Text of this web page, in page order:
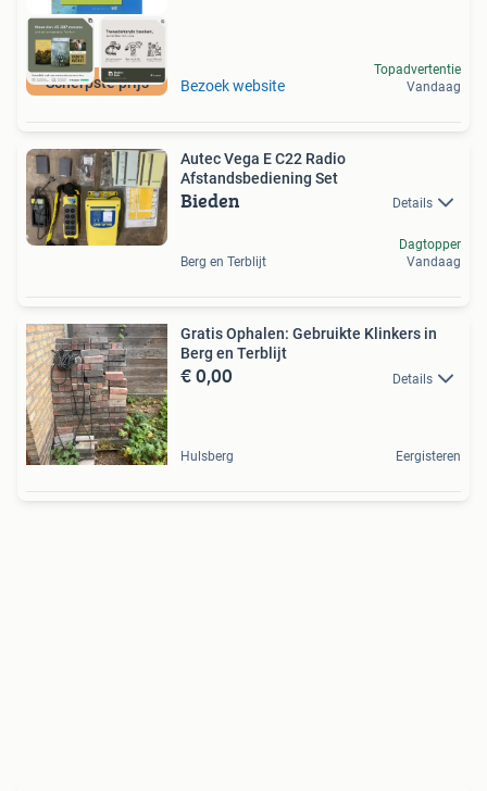
Scherpste prijs Bezoek website
Topadvertentie
Vandaag
Autec Vega E C22 Radio
Afstandsbediening Set
Bieden Details
Berg en Terblijt
Dagtopper
Vandaag
Gratis Ophalen: Gebruikte Klinkers in
Berg en Terblijt
€ 0,00 Details
Hulsberg Eergisteren